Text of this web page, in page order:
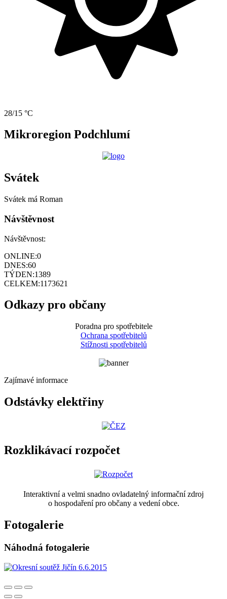
28/15 °C
Mikroregion Podchlumí
Svátek
Svátek má Roman
Návštěvnost
Návštěvnost:
ONLINE:0
DNES:60
TÝDEN:1389
CELKEM:1173621
Odkazy pro občany
Poradna pro spotřebitele
Ochrana spotřebitelů
Stížnosti spotřebitelů
Zajímavé informace
Odstávky elektřiny
Rozklikávací rozpočet
Interaktivní a velmi snadno ovladatelný informační zdroj
o hospodaření pro občany a vedení obce.
Fotogalerie
Náhodná fotogalerie